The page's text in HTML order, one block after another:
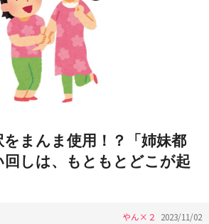
まんま使用！？「姉妹都
しは、もともとどこが起
やん×２ 2023/11/02